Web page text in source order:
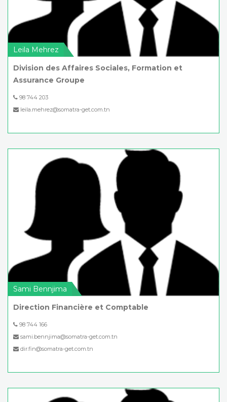
Leila Mehrez
Division des Affaires Sociales, Formation et
Assurance Groupe
98 744 203
leila.mehrez@somatra-get.com.tn
Sami Bennjima
Direction Financière et Comptable
98 744 166
sami.bennjima@somatra-get.com.tn
dir.fin@somatra-get.com.tn